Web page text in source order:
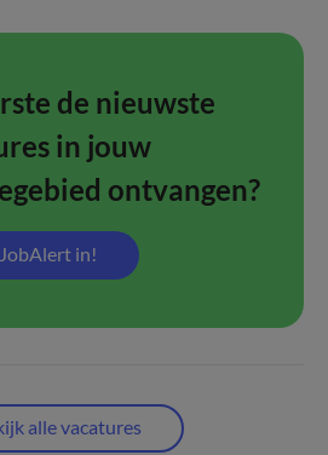
de nieuwste
in jouw
ontvangen?
in!
alle vacatures